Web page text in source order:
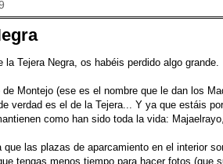
Tejera Negra, os habéis perdido algo grande.
Montejo (ese es el nombre que le dan los
verdad es el de la Tejera... Y ya que estáis
como han sido toda la vida:
las plazas de aparcamiento en el interior
tengas menos tiempo para hacer fotos